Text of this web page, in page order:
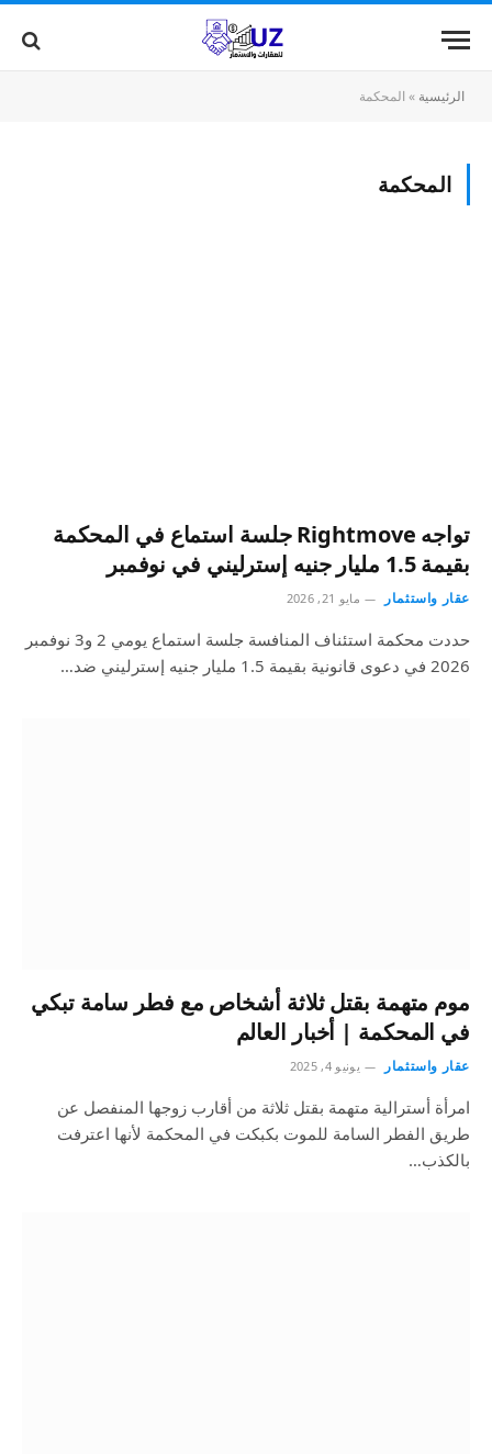
الرئيسية » المحكمة
المحكمة
تواجه Rightmove جلسة استماع في المحكمة
بقيمة 1.5 مليار جنيه إسترليني في نوفمبر
عقار واستثمار مايو 21, 2026
حددت محكمة استئناف المنافسة جلسة استماع يومي 2 و3 نوفمبر
2026 في دعوى قانونية بقيمة 1.5 مليار جنيه إسترليني ضد…
موم متهمة بقتل ثلاثة أشخاص مع فطر سامة تبكي
في المحكمة | أخبار العالم
عقار واستثمار يونيو 4, 2025
امرأة أسترالية متهمة بقتل ثلاثة من أقارب زوجها المنفصل عن
طريق الفطر السامة للموت بكبكت في المحكمة لأنها اعترفت
بالكذب…